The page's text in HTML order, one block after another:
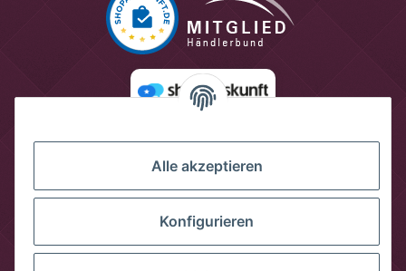
Alle akzeptieren
Konfigurieren